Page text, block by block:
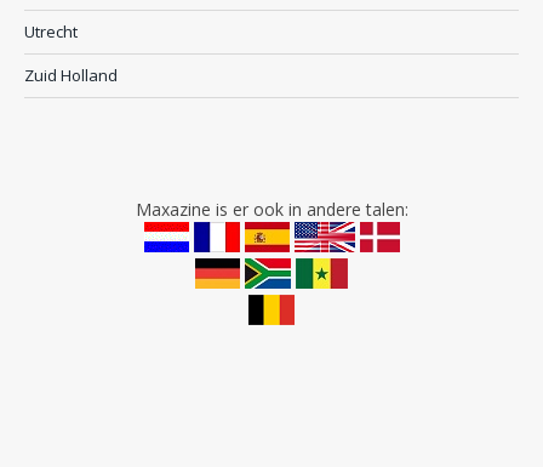
Utrecht
Zuid Holland
Maxazine is er ook in andere talen: